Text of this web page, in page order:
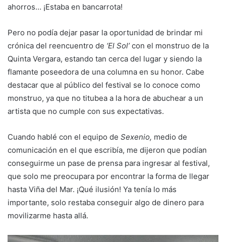
ahorros… ¡Estaba en bancarrota!
Pero no podía dejar pasar la oportunidad de brindar mi
crónica del reencuentro de ‘El Sol’con el monstruo de la
Quinta Vergara, estando tan cerca del lugar y siendo la
flamante poseedora de una columna en su honor. Cabe
destacar que al público del festival se lo conoce como
monstruo, ya que no titubea a la hora de abuchear a un
artista que no cumple con sus expectativas.
Cuando hablé con el equipo de Sexenio, medio de
comunicación en el que escribía, me dijeron que podían
conseguirme un pase de prensa para ingresar al festival,
que solo me preocupara por encontrar la forma de llegar
hasta Viña del Mar. ¡Qué ilusión! Ya tenía lo más
importante, solo restaba conseguir algo de dinero para
movilizarme hasta allá.